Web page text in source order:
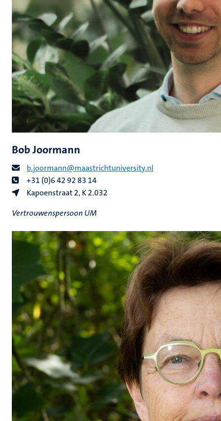
Bob Joormann
b.joormann@maastrichtuniversity.nl
+31 (0)6 42 92 83 14
Kapoenstraat 2, K 2.032
Vertrouwenspersoon UM